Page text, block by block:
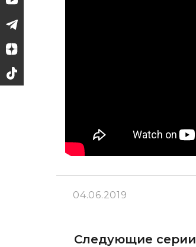
04.06.2019
Следующие серии